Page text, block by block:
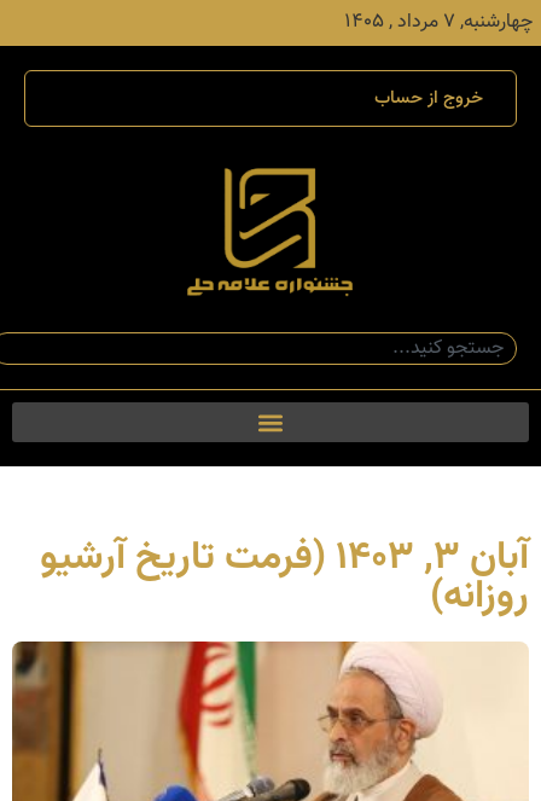
چهارشنبه, ۷ مرداد , ۱۴۰۵
خروج از حساب
آبان ۳, ۱۴۰۳ (فرمت تاریخ آرشیو
روزانه)